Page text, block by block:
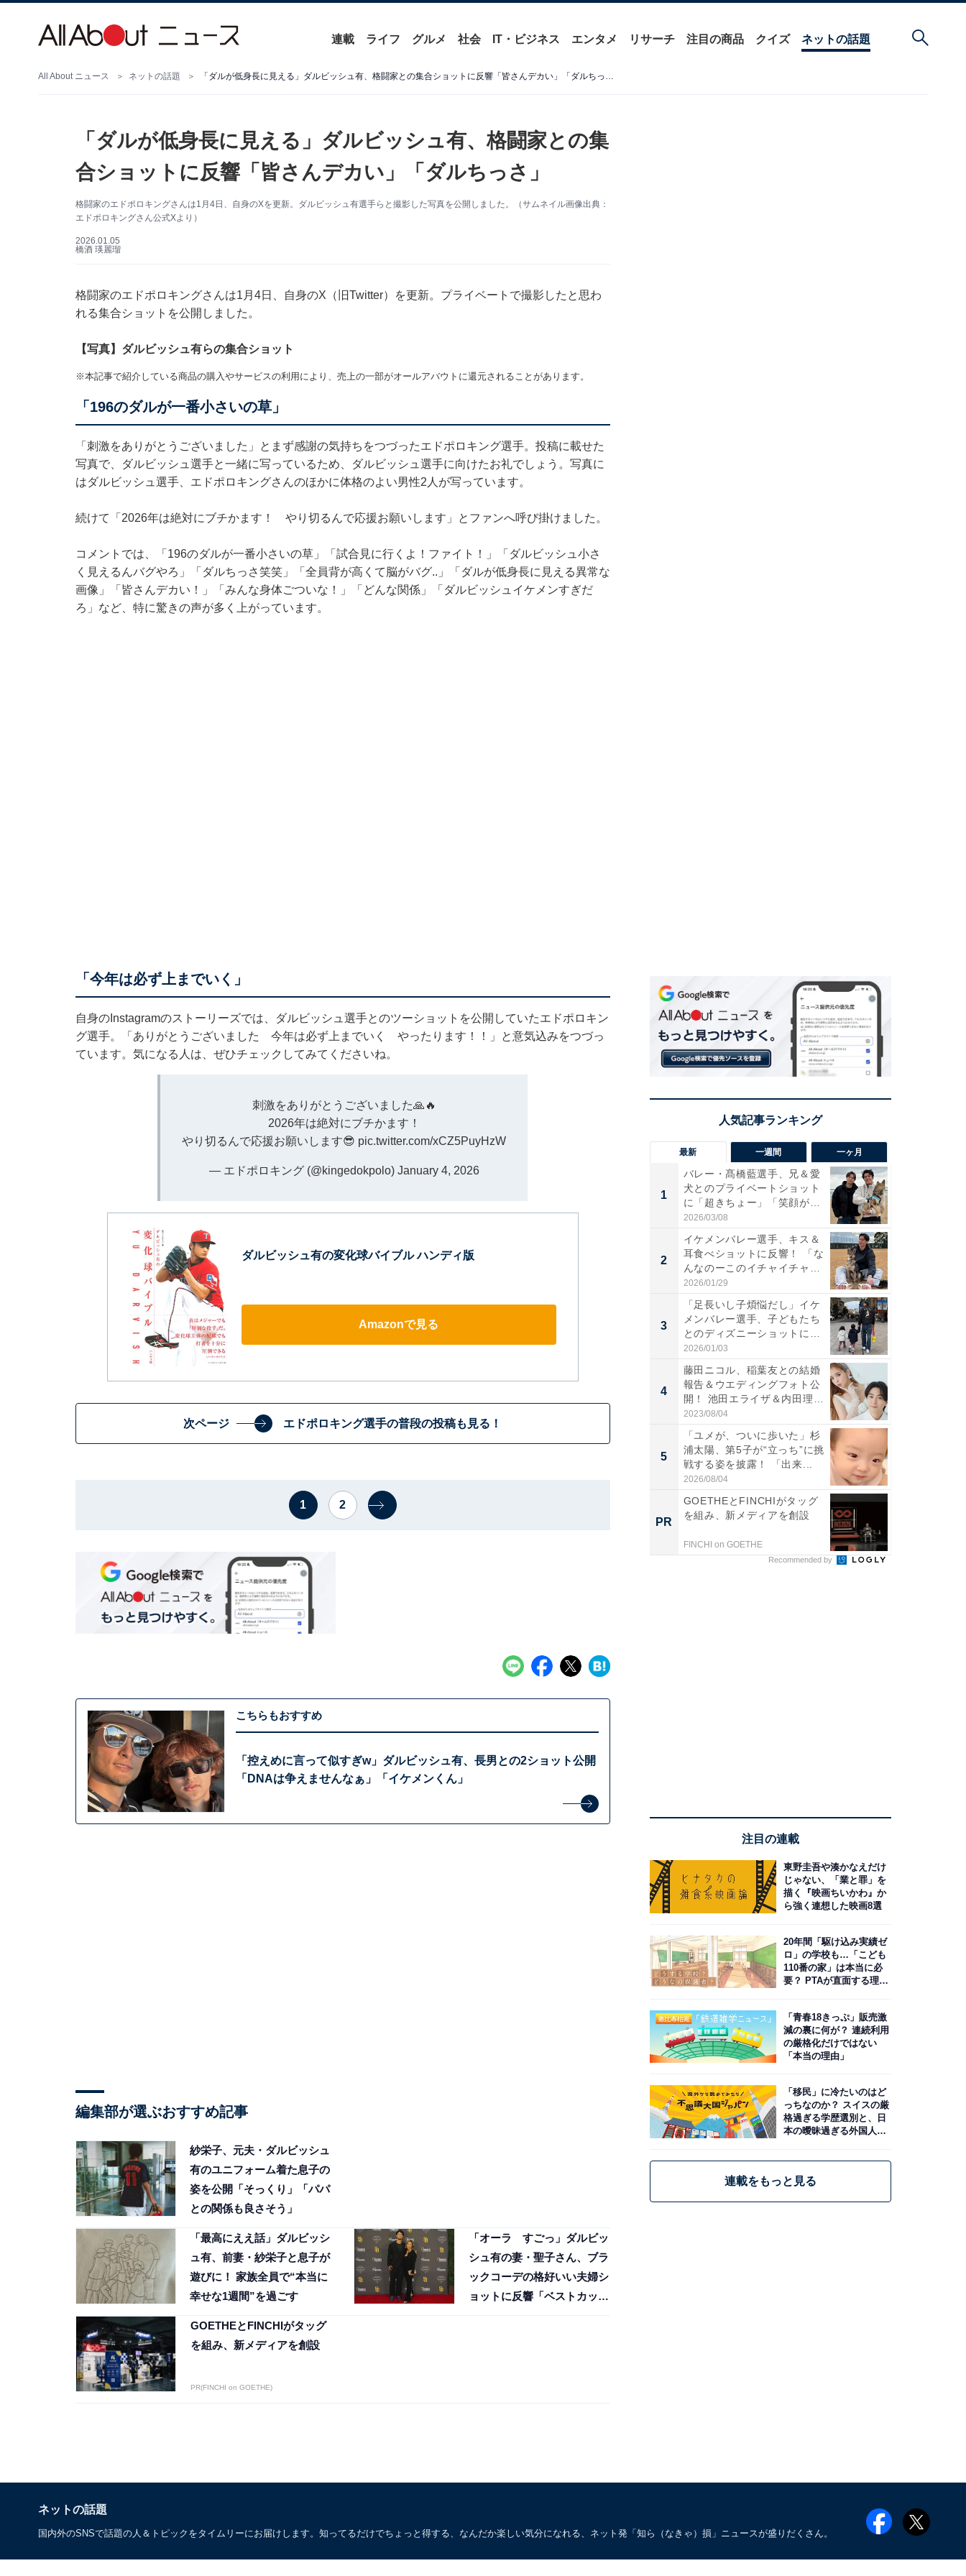
連載 ライフ グルメ 社会 IT・ビジネス エンタメ リサーチ 注目の商品 クイズ ネットの話題
All About ニュース ネットの話題 「ダルが低身長に見える」ダルビッシュ有、格闘家との集合ショットに反響「皆さんデカい」「ダルちっさ」
「ダルが低身長に見える」ダルビッシュ有、格闘家との集
合ショットに反響「皆さんデカい」「ダルちっさ」
格闘家のエドポロキングさんは1月4日、自身のXを更新。ダルビッシュ有選手らと撮影した写真を公開しました。（サムネイル画像出典：
エドポロキングさん公式Xより）
2026.01.05
橋酒 瑛麗瑠
格闘家のエドポロキングさんは1月4日、自身のX（旧Twitter）を更新。プライベートで撮影したと思わ
れる集合ショットを公開しました。
【写真】ダルビッシュ有らの集合ショット
※本記事で紹介している商品の購入やサービスの利用により、売上の一部がオールアバウトに還元されることがあります。
「196のダルが一番小さいの草」
「刺激をありがとうございました」とまず感謝の気持ちをつづったエドポロキング選手。投稿に載せた
写真で、ダルビッシュ選手と一緒に写っているため、ダルビッシュ選手に向けたお礼でしょう。写真に
はダルビッシュ選手、エドポロキングさんのほかに体格のよい男性2人が写っています。
続けて「2026年は絶対にブチかます！ やり切るんで応援お願いします」とファンへ呼び掛けました。
コメントでは、「196のダルが一番小さいの草」「試合見に行くよ！ファイト！」「ダルビッシュ小さ
く見えるんバグやろ」「ダルちっさ笑笑」「全員背が高くて脳がバグ..」「ダルが低身長に見える異常な
画像」「皆さんデカい！」「みんな身体ごついな！」「どんな関係」「ダルビッシュイケメンすぎだ
ろ」など、特に驚きの声が多く上がっています。
「今年は必ず上までいく」
自身のInstagramのストーリーズでは、ダルビッシュ選手とのツーショットを公開していたエドポロキン
グ選手。「ありがとうございました 今年は必ず上までいく やったります！！」と意気込みをつづっ
ています。気になる人は、ぜひチェックしてみてくださいね。
刺激をありがとうございました🙏🔥
2026年は絶対にブチかます！
やり切るんで応援お願いします😎 pic.twitter.com/xCZ5PuyHzW
— エドポロキング (@kingedokpolo) January 4, 2026
ダルビッシュ有の変化球バイブル ハンディ版
Amazonで見る
次ページ エドポロキング選手の普段の投稿も見る！
1 2
こちらもおすすめ
「控えめに言って似すぎw」ダルビッシュ有、長男との2ショット公開
「DNAは争えませんなぁ」「イケメンくん」
編集部が選ぶおすすめ記事
紗栄子、元夫・ダルビッシュ
有のユニフォーム着た息子の
姿を公開「そっくり」「パパ
との関係も良さそう」
「最高にええ話」ダルビッシ
ュ有、前妻・紗栄子と息子が
遊びに！ 家族全員で“本当に
幸せな1週間”を過ごす
「オーラ すごっ」ダルビッ
シュ有の妻・聖子さん、ブラ
ックコーデの格好いい夫婦シ
ョットに反響「ベストカップ
GOETHEとFINCHIがタッグ
を組み、新メディアを創設
PR(FINCHI on GOETHE)
最新 一週間 一ヶ月
1
バレー・髙橋藍選手、兄＆愛
犬とのプライベートショット
に「超きちょー」「笑顔が見
れ...
2026/03/08
2
イケメンバレー選手、キス＆
耳食べショットに反響！ 「な
んなのーこのイチャイチャ
感...
2026/01/29
3
「足長いし子煩悩だし」イケ
メンバレー選手、子どもたち
とのディズニーショットに
「か...
2026/01/03
4
藤田ニコル、稲葉友との結婚
報告＆ウエディングフォト公
開！ 池田エライザ＆内田理
央...
2023/08/04
5
「ユメが、ついに歩いた」杉
浦太陽、第5子が“立っち”に挑
戦する姿を披露！ 「出来...
2026/08/04
PR
GOETHEとFINCHIがタッグ
を組み、新メディアを創設
FINCHI on GOETHE
Recommended by
注目の連載
東野圭吾や湊かなえだけ
じゃない、「業と罪」を
描く『映画ちいかわ』か
ら強く連想した映画8選
20年間「駆け込み実績ゼ
ロ」の学校も…「こども
110番の家」は本当に必
要？ PTAが直面する理想
「青春18きっぷ」販売激
減の裏に何が？ 連続利用
の厳格化だけではない
「本当の理由」
「移民」に冷たいのはど
っちなのか？ スイスの厳
格過ぎる学歴選別と、日
本の曖昧過ぎる外国人政
連載をもっと見る
ネットの話題
国内外のSNSで話題の人＆トピックをタイムリーにお届けします。知ってるだけでちょっと得する、なんだか楽しい気分になれる、ネット発「知ら（なきゃ）損」ニュースが盛りだくさん。